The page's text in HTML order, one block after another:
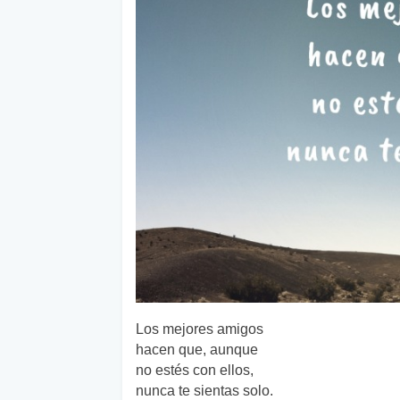
Los mejores amigos
hacen que, aunque
no estés con ellos,
nunca te sientas solo.